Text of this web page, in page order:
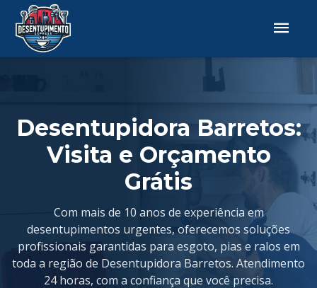
Desentupidora Barretos:
Visita e Orçamento
Grátis
Com mais de 10 anos de experiência em
desentupimentos urgentes, oferecemos soluções
profissionais garantidas para esgoto, pias e ralos em
toda a região de Desentupidora Barretos. Atendimento
24 horas, com a confiança que você precisa.